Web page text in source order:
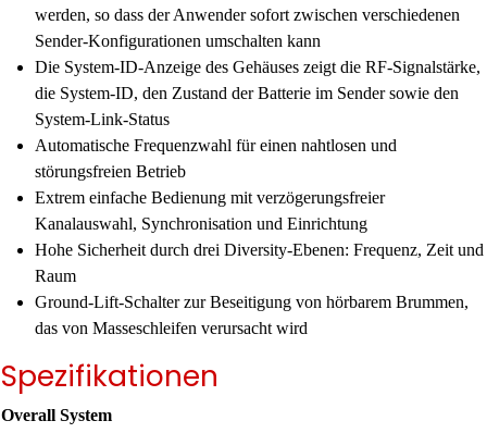
werden, so dass der Anwender sofort zwischen verschiedenen
Sender-Konfigurationen umschalten kann
Die System-ID-Anzeige des Gehäuses zeigt die RF-Signalstärke,
die System-ID, den Zustand der Batterie im Sender sowie den
System-Link-Status
Automatische Frequenzwahl für einen nahtlosen und
störungsfreien Betrieb
Extrem einfache Bedienung mit verzögerungsfreier
Kanalauswahl, Synchronisation und Einrichtung
Hohe Sicherheit durch drei Diversity-Ebenen: Frequenz, Zeit und
Raum
Ground-Lift-Schalter zur Beseitigung von hörbarem Brummen,
das von Masseschleifen verursacht wird
Spezifikationen
Overall System